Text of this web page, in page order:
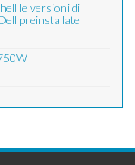
le versioni di
preinstallate